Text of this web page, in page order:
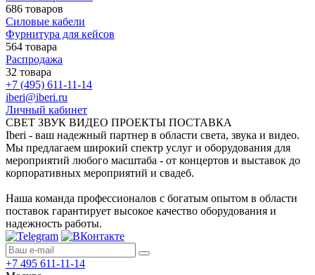
686 товаров
Силовые кабели
Фурнитура для кейсов
564 товара
Распродажа
32 товара
+7 (495) 611-11-14
iberi@iberi.ru
Личный кабинет
СВЕТ ЗВУК ВИДЕО ПРОЕКТЫ ПОСТАВКА
Iberi - ваш надежный партнер в области света, звука и видео.
Мы предлагаем широкий спектр услуг и оборудования для
мероприятий любого масштаба - от концертов и выставок до
корпоративных мероприятий и свадеб.
Наша команда профессионалов с богатым опытом в области
поставок гарантирует высокое качество оборудования и
надежность работы.
+7 495 611-11-14